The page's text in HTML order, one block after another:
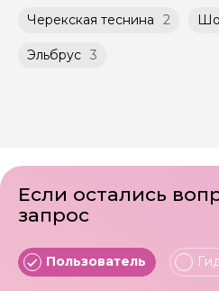
Черекская теснина 2
Эльбрус 3
Если остались
запрос
Пользователь